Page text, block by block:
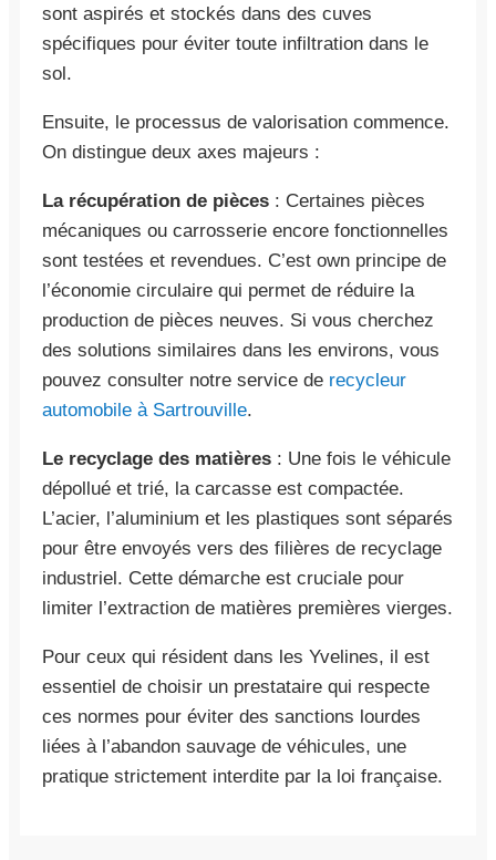
sont aspirés et stockés dans des cuves
spécifiques pour éviter toute infiltration dans le
sol.
Ensuite, le processus de valorisation commence.
On distingue deux axes majeurs :
La récupération de pièces : Certaines pièces
mécaniques ou carrosserie encore fonctionnelles
sont testées et revendues. C’est own principe de
l’économie circulaire qui permet de réduire la
production de pièces neuves. Si vous cherchez
des solutions similaires dans les environs, vous
pouvez consulter notre service de recycleur
automobile à Sartrouville.
Le recyclage des matières : Une fois le véhicule
dépollué et trié, la carcasse est compactée.
L’acier, l’aluminium et les plastiques sont séparés
pour être envoyés vers des filières de recyclage
industriel. Cette démarche est cruciale pour
limiter l’extraction de matières premières vierges.
Pour ceux qui résident dans les Yvelines, il est
essentiel de choisir un prestataire qui respecte
ces normes pour éviter des sanctions lourdes
liées à l’abandon sauvage de véhicules, une
pratique strictement interdite par la loi française.